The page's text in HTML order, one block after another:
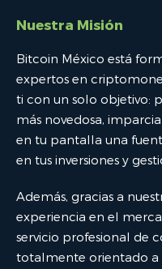
Nuestra Misión
Bitcoin México está
expertos en
ti con un solo objetivo:
más novedosa,
en tu pantalla una
en tus inversiones y
Además, gracias a
experiencia en el
servicio profesional de
totalmente orientado a